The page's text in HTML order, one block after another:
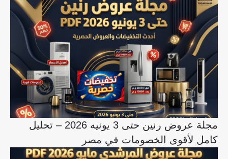
مجلة عروض رنين حتى 3 يونيه 2026 – تحليل
كامل لأقوى الخصومات في مصر